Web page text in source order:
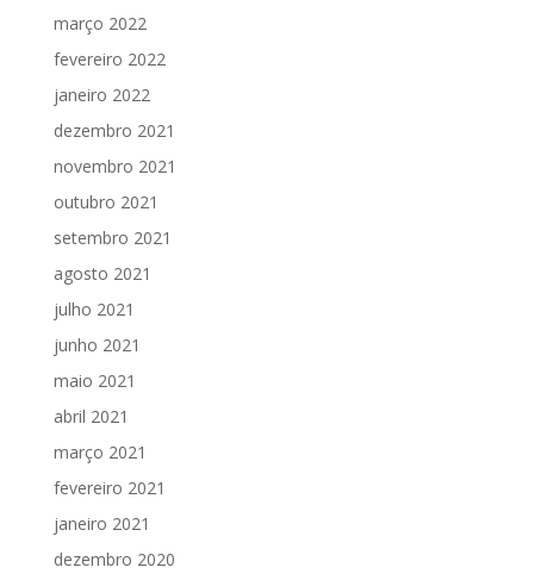
março 2022
fevereiro 2022
janeiro 2022
dezembro 2021
novembro 2021
outubro 2021
setembro 2021
agosto 2021
julho 2021
junho 2021
maio 2021
abril 2021
março 2021
fevereiro 2021
janeiro 2021
dezembro 2020